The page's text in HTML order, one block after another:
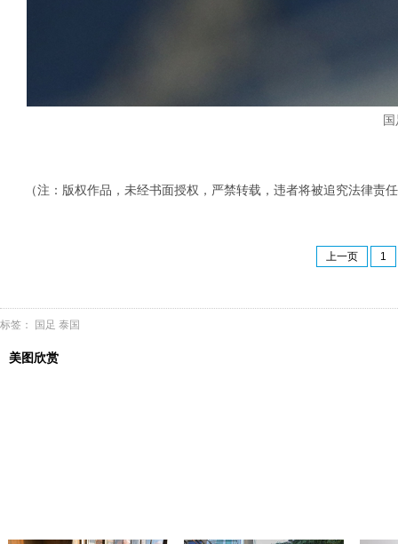
（注：版权作品，未经书面授权，严禁转载，违者将被追究法律责
上一页 1
标签： 国足 泰国
美图欣赏